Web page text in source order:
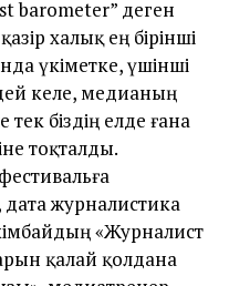
barometer” деген
халық ең бірінші
үкіметке, үшінші
келе, медианың
біздің елде ғана
тоқталды.
журналистика
«Журналист
қалай қолдана